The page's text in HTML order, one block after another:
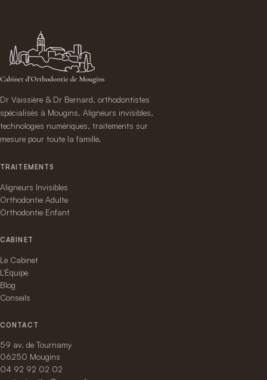
Dr Vaissière & Dr Bernard, orthodontistes
spécialisés à Mougins. Aligneurs invisibles,
technologies numériques, traitements sur
mesure pour toute la famille.
TRAITEMENTS
Aligneurs Invisibles
Orthodontie Adulte
Orthodontie Enfant
CABINET
Le Cabinet
L'Équipe
Blog
Conseils
CONTACT
59 av. de Tournamy
06250 Mougins
04 92 92 02 02